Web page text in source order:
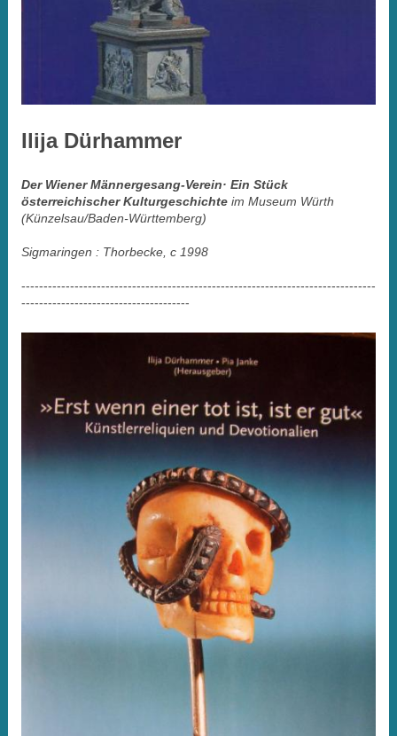
Ilija Dürhammer
Der Wiener Männergesang-Verein· Ein Stück
österreichischer Kulturgeschichte im Museum Würth
(Künzelsau/Baden-Württemberg)
Sigmaringen : Thorbecke, c 1998
--------------------------------------------------------------------------------
--------------------------------------